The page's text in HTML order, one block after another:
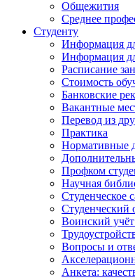
Общежития
Среднее
Студенту
Информация
Информация
Расписание
Стоимость
Банковские
Вакантные
Перевод из
Практика
Нормативные
Профком
Научная
Студенческое
Студенческий
Воинский
Вопросы и
Анкета: